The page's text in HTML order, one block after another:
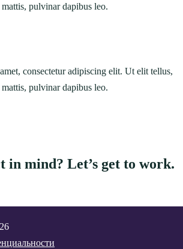
pulvinar dapibus leo.
consectetur adipiscing elit. Ut elit tellus,
pulvinar dapibus leo.
in mind? Let’s get to work.